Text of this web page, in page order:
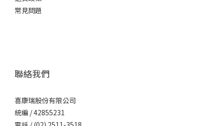
常見問題
聯絡我們
喜康瑞股份有限公司
統編 / 42855231